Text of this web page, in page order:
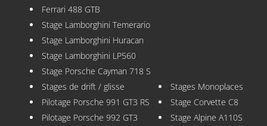
Ferrari 488 GTB
Stage Lamborghini Temerario
Stage Lamborghini Huracan
Stage Lamborghini LP560
Stage Porsche Cayman 718 S
Stages de drift / glisse
Pilotage Porsche 991 GT3 RS
Pilotage Porsche 992 GT3
Stages Monoplaces
Stage Corvette C8
Stage Alpine A110S